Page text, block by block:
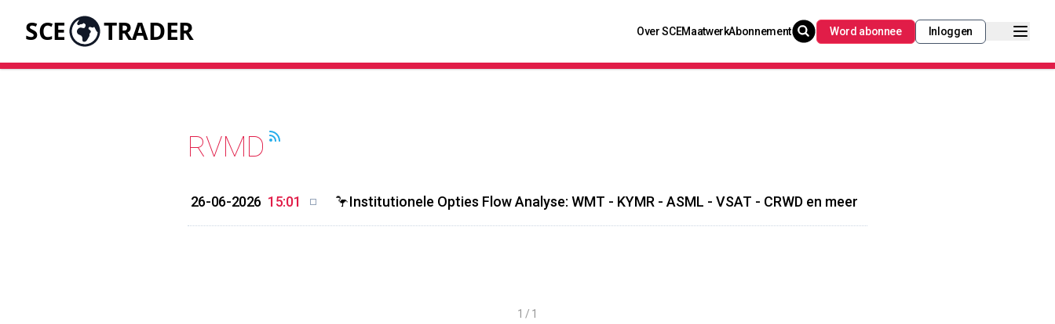
SCE TRADER Over SCEMaatwerkAbonnement Word abonnee Inloggen
RVMD
26-06-2026 15:01 🦩Institutionele Opties Flow Analyse: WMT - KYMR - ASML - VSAT - CRWD en meer
1 / 1